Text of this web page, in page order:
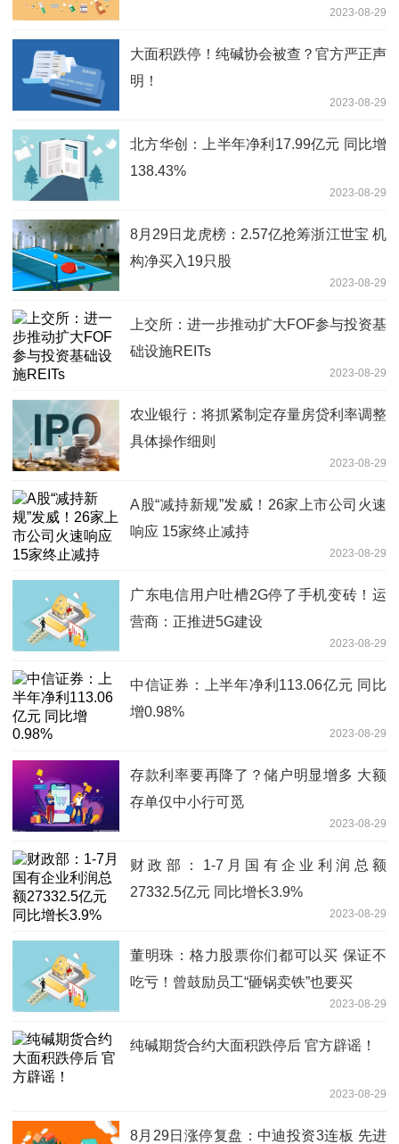
2023-08-29
大面积跌停！纯碱协会被查？官方严正声
明！
2023-08-29
北方华创：上半年净利17.99亿元 同比增
138.43%
2023-08-29
8月29日龙虎榜：2.57亿抢筹浙江世宝 机
构净买入19只股
2023-08-29
上交所：进一步推动扩大FOF参与投资基
础设施REITs
2023-08-29
农业银行：将抓紧制定存量房贷利率调整
具体操作细则
2023-08-29
A股“减持新规”发威！26家上市公司火速
响应 15家终止减持
2023-08-29
广东电信用户吐槽2G停了手机变砖！运
营商：正推进5G建设
2023-08-29
中信证券：上半年净利113.06亿元 同比
增0.98%
2023-08-29
存款利率要再降了？储户明显增多 大额
存单仅中小行可觅
2023-08-29
财政部：1-7月国有企业利润总额
27332.5亿元 同比增长3.9%
2023-08-29
董明珠：格力股票你们都可以买 保证不
吃亏！曾鼓励员工“砸锅卖铁”也要买
2023-08-29
纯碱期货合约大面积跌停后 官方辟谣！
2023-08-29
8月29日涨停复盘：中迪投资3连板 先进